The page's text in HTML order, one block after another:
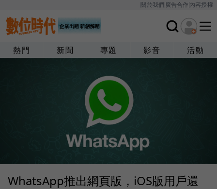
關於我們廣告合作內容授權
熱門 新聞 專題 影音 活動
WhatsApp推出網頁版，iOS版用戶還